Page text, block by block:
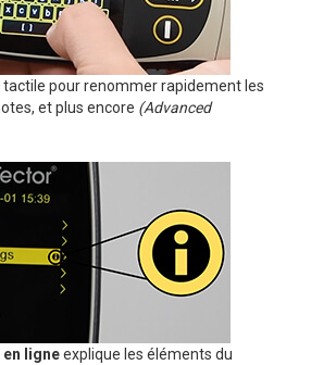
pour renommer rapidement les
et plus encore (Advanced
en ligneexplique les éléments du